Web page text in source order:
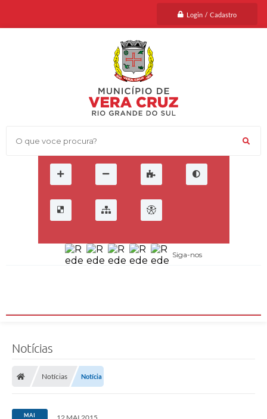
Login / Cadastro
O que voce procura?
Siga-nos
Notícias
Notícias Notícia
MAI